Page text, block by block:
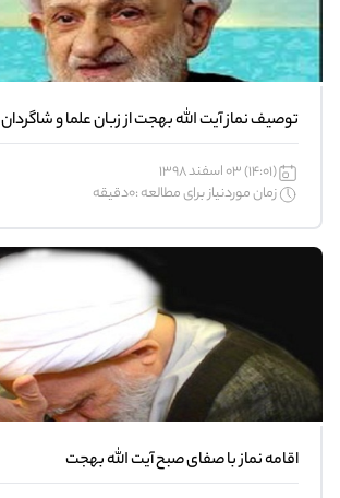
توصیف نماز آیت الله بهجت از زبان علما و
(14:01) 03 اسفند 1398
زمان موردنیاز برای مطالعه :0دقیقه
اقامه نماز با صفای صبح آیت الله بهجت